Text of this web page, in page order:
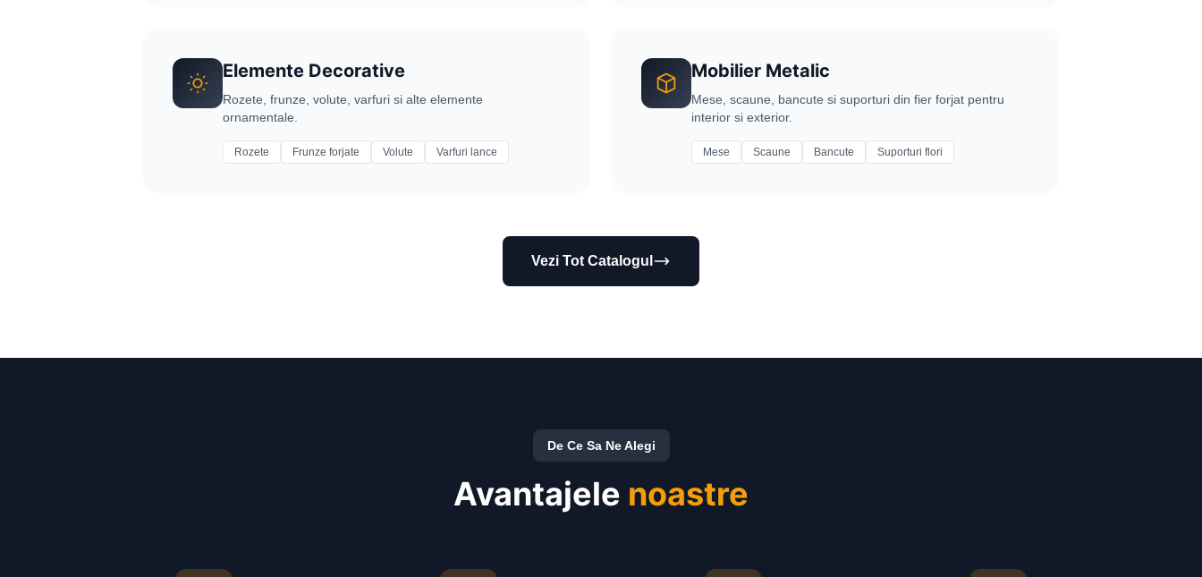
Elemente Decorative
Rozete, frunze, volute, varfuri si alte elemente
ornamentale.
Rozete Frunze forjate Volute Varfuri lance
Mobilier Metalic
Mese, scaune, bancute si suporturi din fier forjat pentru
interior si exterior.
Mese Scaune Bancute Suporturi flori
Vezi Tot Catalogul
De Ce Sa Ne Alegi
Avantajele noastre